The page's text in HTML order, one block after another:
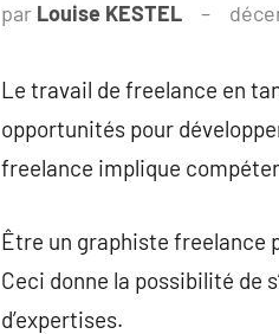
par Louise KESTEL
Le travail de freelance en
opportunités pour
freelance implique
Être un graphiste freelance
Ceci donne la possibilité de
d’expertises.